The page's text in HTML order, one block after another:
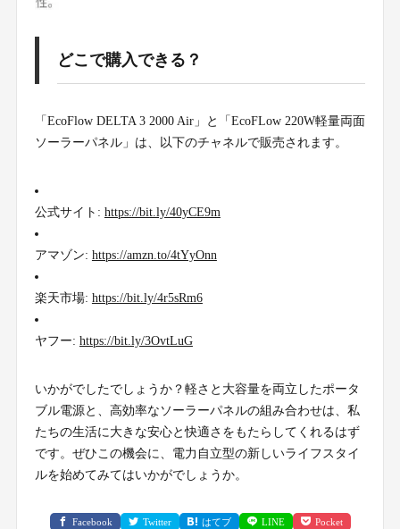
どこで購入できる？
「EcoFlow DELTA 3 2000 Air」と「EcoFLow 220W軽量両面
ソーラーパネル」は、以下のチャネルで販売されます。
公式サイト: https://bit.ly/40yCE9m
アマゾン: https://amzn.to/4tYyOnn
楽天市場: https://bit.ly/4r5sRm6
ヤフー: https://bit.ly/3OvtLuG
いかがでしたでしょうか？軽さと大容量を両立したポータ
ブル電源と、高効率なソーラーパネルの組み合わせは、私
たちの生活に大きな安心と快適さをもたらしてくれるはず
です。ぜひこの機会に、電力自立型の新しいライフスタイ
ルを始めてみてはいかがでしょうか。
Facebook Twitter はてブ LINE Pocket